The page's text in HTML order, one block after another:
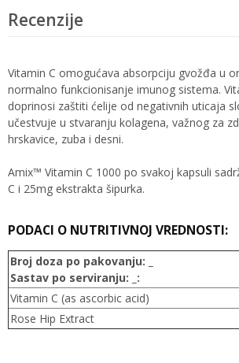
Recenzije
Vitamin C omogućava absorpciju gvožđa u
normalno funkcionisanje imunog sistema.
doprinosi zaštiti ćelije od negativnih uticaja
učestvuje u stvaranju kolagena, važnog za
hrskavice, zuba i desni.
Amix™ Vitamin C 1000 po svakoj kapsuli
C i 25mg ekstrakta šipurka.
PODACI O NUTRITIVNOJ VREDNOSTI:
Broj doza po pakovanju: _
Sastav po serviranju: _:
Vitamin C (as ascorbic acid)
Rose Hip Extract